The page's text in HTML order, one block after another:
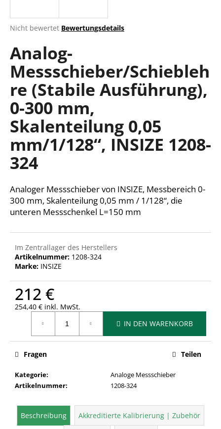
Die
Produktbewertung
ist
0,0
von
Sternen.
Nicht bewertet Bewertungsdetails
Analog-
Messschieber/Schiebleh
re (Stabile Ausführung),
0-300 mm,
Skalenteilung 0,05
mm/1/128“, INSIZE 1208-
324
Analoger Messschieber von INSIZE, Messbereich 0-
300 mm, Skalenteilung 0,05 mm / 1/128“, die
unteren Messschenkel L=150 mm
Im Zentrallager des Herstellers
Artikelnummer: 1208-324
Marke: INSIZE
212 €
254,40 € inkl. MwSt.
IN DEN WARENKORB
Kategorie:
Analoge Messschieber
Artikelnummer: 1208-324
Fragen Teilen
Beschreibung Akkreditierte Kalibrierung | Zubehör
W
r
e
m
p
f
e
h
e
n